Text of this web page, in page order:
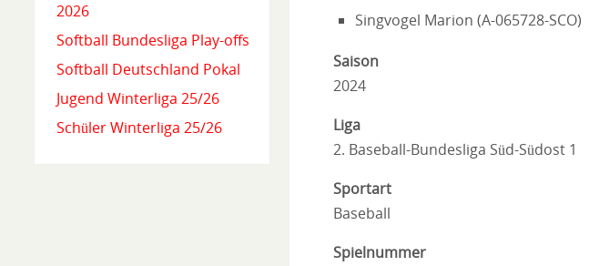
Singvogel Marion (A-065728-SCO)
Saison
2024
Liga
2. Baseball-Bundesliga Süd-Südost 1
Sportart
Baseball
Spielnummer
2026
Softball Bundesliga Play-offs
Softball Deutschland Pokal
Jugend Winterliga 25/26
Schüler Winterliga 25/26